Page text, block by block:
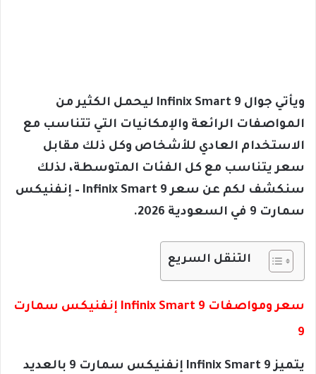
ويأتي جوال Infinix Smart 9 ليحمل الكثير من
المواصفات الرائعة والإمكانيات التي تتناسب مع
الاستخدام العادي للأشخاص وكل ذلك مقابل
سعر يتناسب مع كل الفئات المتوسطة، لذلك
سنكشف لكم عن سعر Infinix Smart 9 – إنفنيكس
سمارت 9 في السعودية 2026.
التنقل السريع
سعر ومواصفات Infinix Smart 9 إنفنيكس سمارت
9
يتميز Infinix Smart 9 إنفنيكس سمارت 9 بالعديد